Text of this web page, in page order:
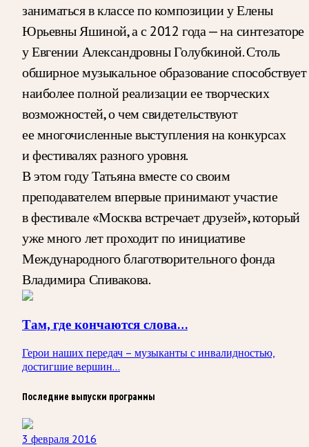
заниматься в классе по композиции у Елены
Юрьевны Яшиной, а с 2012 года — на синтезаторе
у Евгении Александровны Голубкиной. Столь
обширное музыкальное образование способствует
наиболее полной реализации ее творческих
возможностей, о чем свидетельствуют
ее многочисленные выступления на конкурсах
и фестивалях разного уровня.
В этом году Татьяна вместе со своим
преподавателем впервые принимают участие
в фестивале «Москва встречает друзей», который
уже много лет проходит по инициативе
Международного благотворительного фонда
Владимира Спивакова.
Там, где кончаются слова…
Герои наших передач – музыканты с инвалидностью,
достигшие вершин...
Последние выпуски программы
3 февраля 2016